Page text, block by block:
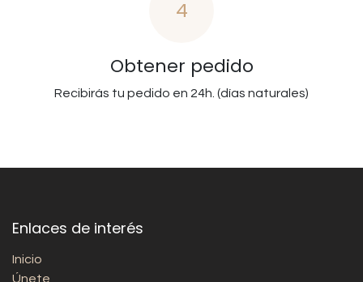
4
Obtener pedido
Recibirás tu pedido en 24h. (días naturales)
Enlaces de interés
Inicio
Únete